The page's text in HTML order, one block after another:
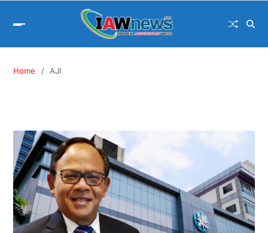
Home AJI